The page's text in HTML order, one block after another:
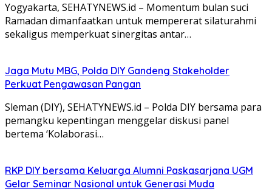
Yogyakarta, SEHATYNEWS.id – Momentum bulan suci
Ramadan dimanfaatkan untuk mempererat silaturahmi
sekaligus memperkuat sinergitas antar…
Jaga Mutu MBG, Polda DIY Gandeng Stakeholder
Perkuat Pengawasan Pangan
Sleman (DIY), SEHATYNEWS.id – Polda DIY bersama para
pemangku kepentingan menggelar diskusi panel
bertema ‘Kolaborasi…
RKP DIY bersama Keluarga Alumni Paskasarjana UGM
Gelar Seminar Nasional untuk Generasi Muda